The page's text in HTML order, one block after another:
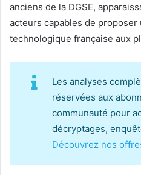
anciens de la DGSE,
acteurs capables de proposer
technologique française aux
Les analyses
réservées aux
communauté pour
décryptages,
Découvrez nos